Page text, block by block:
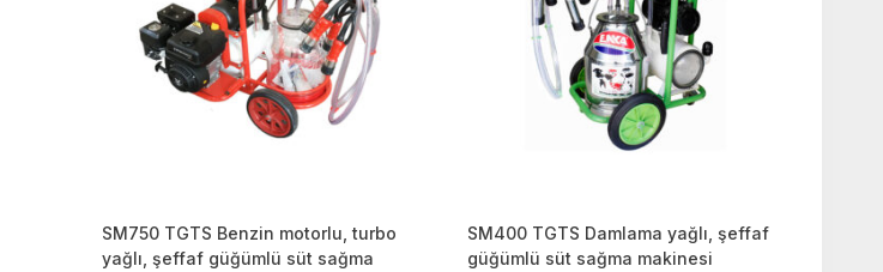
SM750 TGTS Benzin motorlu, turbo
yağlı, şeffaf güğümlü süt sağma
SM400 TGTS Damlama yağlı, şeffaf
güğümlü süt sağma makinesi